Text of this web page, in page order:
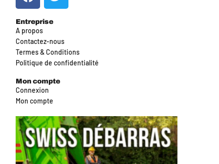
Entreprise
A propos
Contactez-nous
Termes & Conditions
Politique de confidentialité
Mon compte
Connexion
Mon compte